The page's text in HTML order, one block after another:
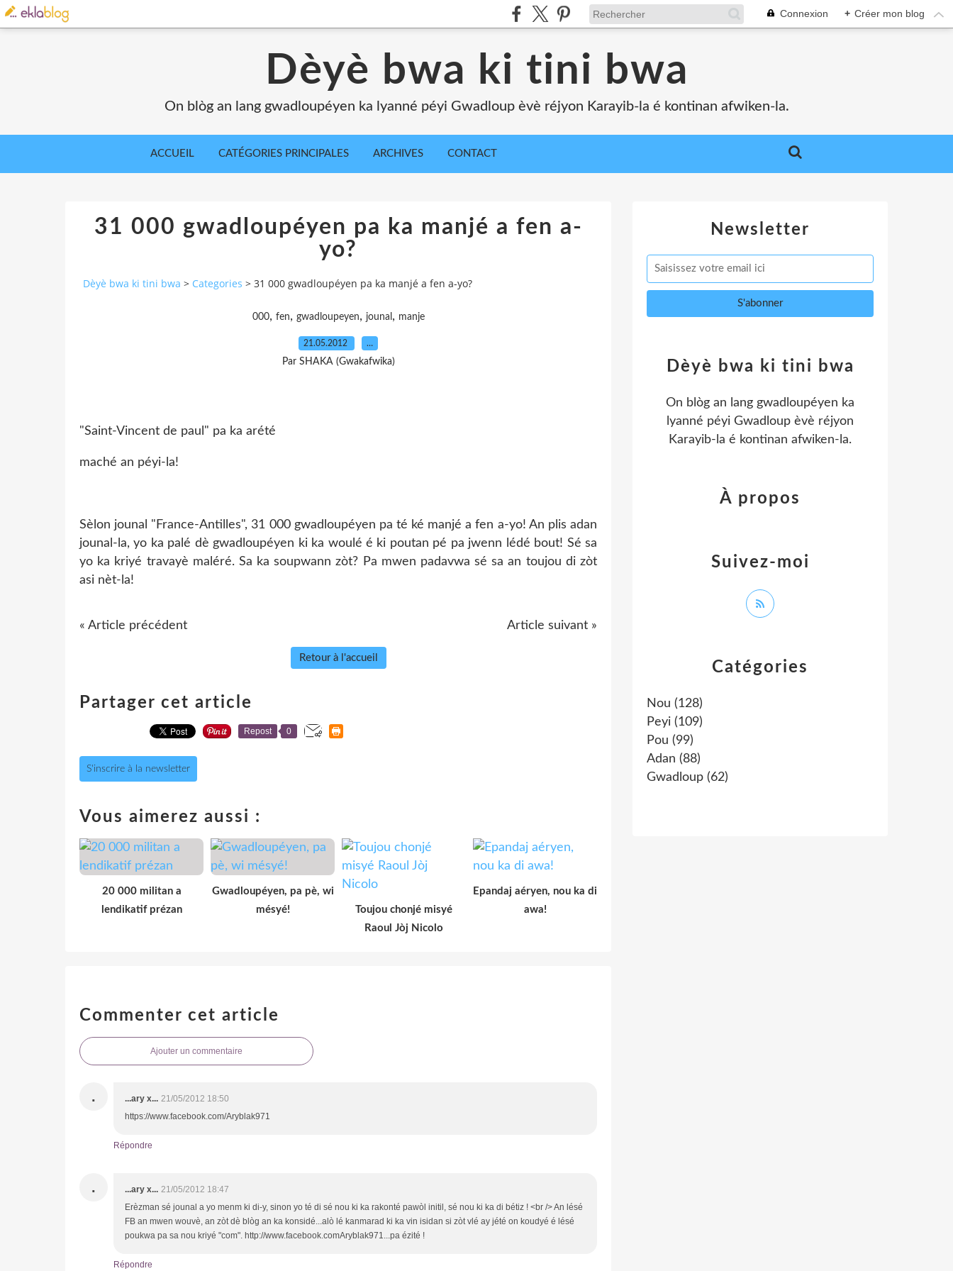
Connexion + Créer mon blog
Dèyè bwa ki tini bwa
On blòg an lang gwadloupéyen ka lyanné péyi Gwadloup èvè réjyon Karayib-la é kontinan afwiken-la.
ACCUEIL CATÉGORIES PRINCIPALES ARCHIVES CONTACT
31 000 gwadloupéyen pa ka manjé a fen a-
yo?
Dèyè bwa ki tini bwa > Categories > 31 000 gwadloupéyen pa ka manjé a fen a-yo?
000, fen, gwadloupeyen, jounal , manje
21.05.2012 …
Par SHAKA (Gwakafwika)
"Saint-Vincent de paul" pa ka arété
maché an péyi-la!
Sèlon jounal "France-Antilles", 31 000 gwadloupéyen pa té ké manjé a fen a-yo! An plis adan
jounal-la, yo ka palé dè gwadloupéyen ki ka woulé é ki poutan pé pa jwenn lédé bout! Sé sa
yo ka kriyé travayè maléré. Sa ka soupwann zòt? Pa mwen padavwa sé sa an toujou di zòt
asi nèt-la!
« Article précédent Article suivant »
Retour à l'accueil
Partager cet article
Repost 0
S'inscrire à la newsletter
Vous aimerez aussi :
20 000 militan a
lendikatif prézan
Gwadloupéyen, pa pè, wi
mésyé!
Toujou chonjé misyé
Raoul Jòj Nicolo
Epandaj aéryen, nou ka di
awa!
Commenter cet article
Ajouter un commentaire
. ...ary x... 21/05/2012 18:50
https://www.facebook.com/Aryblak971
Répondre
. ...ary x... 21/05/2012 18:47
Erèzman sé jounal a yo menm ki di-y, sinon yo té di sé nou ki ka rakonté pawòl initil, sé nou ki ka di bétiz ! <br /> An lésé
FB an mwen wouvè, an zòt dè blòg an ka konsidé...alò lé kanmarad ki ka vin isidan si zòt vlé ay jété on koudyé é lésé
poukwa pa sa nou kriyé "com". http://www.facebook.comAryblak971...pa ézité !
Répondre
Newsletter
Catégories
Nou (128)
Peyi (109)
Pou (99)
Adan (88)
Gwadloup (62)
Dèyè bwa ki tini bwa
On blòg an lang gwadloupéyen ka
lyanné péyi Gwadloup èvè réjyon
Karayib-la é kontinan afwiken-la.
Suivez-moi
À propos